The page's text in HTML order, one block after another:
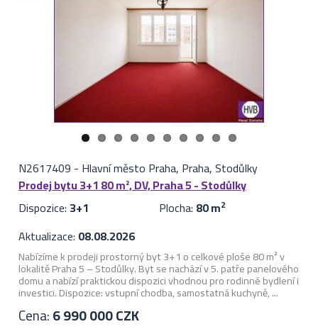
N2617409 - Hlavní město Praha, Praha, Stodůlky
Prodej bytu 3+1 80 m², DV, Praha 5 - Stodůlky
Dispozice: 3+1 Plocha: 80 m2
Aktualizace: 08.08.2026
Nabízíme k prodeji prostorný byt 3+1 o celkové ploše 80 m² v
lokalitě Praha 5 – Stodůlky. Byt se nachází v 5. patře panelového
domu a nabízí praktickou dispozici vhodnou pro rodinné bydlení i
investici. Dispozice: vstupní chodba, samostatná kuchyně, ...
Cena:6 990 000 CZK